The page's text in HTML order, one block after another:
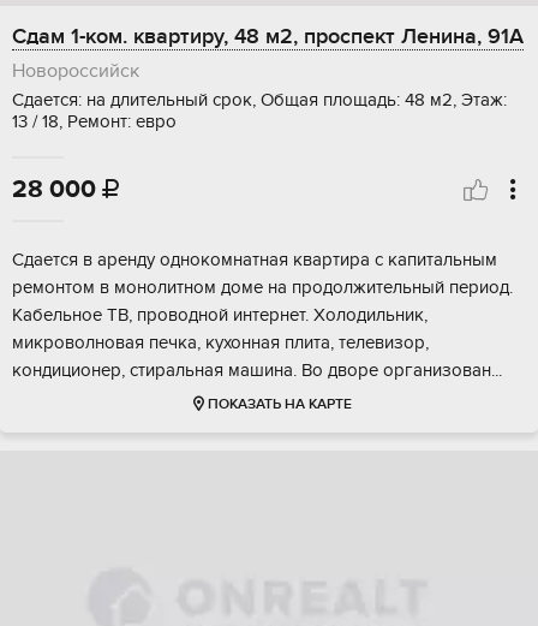
Сдам 1-ком. квартиру, 48 м2, проспект Ленина, 91А
Новороссийск
Сдается: на длительный срок, Общая площадь: 48 м2, Этаж:
13 / 18, Ремонт: евро
28 000 
Сдается в аренду однокомнатная квартира с капитальным
ремонтом в монолитном доме на продолжительный период.
Кабельное ТВ, проводной интернет. Холодильник,
микроволновая печка, кухонная плита, телевизор,
кондиционер, стиральная машина. Во дворе организован...
ПОКАЗАТЬ НА КАРТЕ